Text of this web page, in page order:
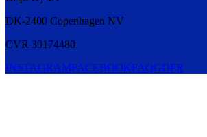
DK-2400 Copenhagen NV
CVR 39174480
INSTAGRAMFACEBOOKFAQGDPR